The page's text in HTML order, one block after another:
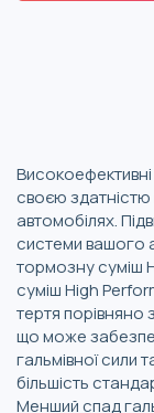
Високоефективні
своєю здатністю
автомобілях.
системи вашого
тормозну суміш
суміш High
тертя порівняно
що може
гальмівної сили
більшість
Менший спад